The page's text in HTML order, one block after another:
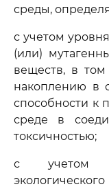
среды,
с учетом
(или)
веществ, в
накоплению в
способности к
среде в
токсичностью;
с учетом